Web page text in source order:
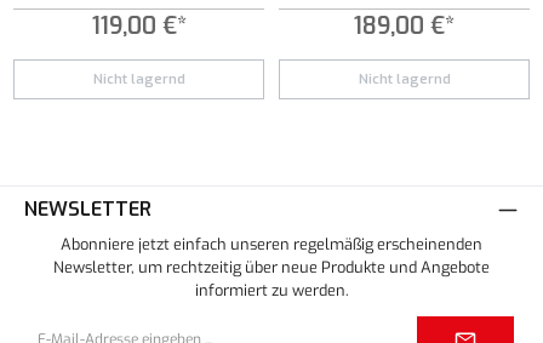
119,00 €*
Nicht lagernd
189,00 €*
Nicht lagernd
NEWSLETTER
Abonniere jetzt einfach unseren regelmäßig erscheinenden
Newsletter, um rechtzeitig über neue Produkte und Angebote
informiert zu werden.